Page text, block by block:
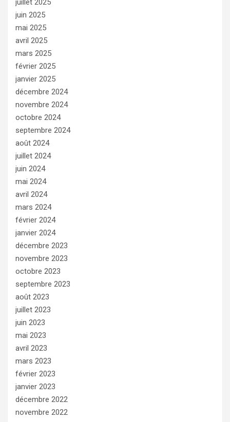
juillet 2025
juin 2025
mai 2025
avril 2025
mars 2025
février 2025
janvier 2025
décembre 2024
novembre 2024
octobre 2024
septembre 2024
août 2024
juillet 2024
juin 2024
mai 2024
avril 2024
mars 2024
février 2024
janvier 2024
décembre 2023
novembre 2023
octobre 2023
septembre 2023
août 2023
juillet 2023
juin 2023
mai 2023
avril 2023
mars 2023
février 2023
janvier 2023
décembre 2022
novembre 2022